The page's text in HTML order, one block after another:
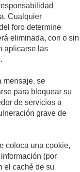
Cualquier
foro determine
eliminada, con o sin
aplicarse las
mensaje, se
para bloquear su
de servicios a
grave de
coloca una cookie,
(por
el caché de su